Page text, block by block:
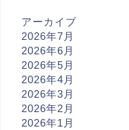
アーカイブ
2026年7月
2026年6月
2026年5月
2026年4月
2026年3月
2026年2月
2026年1月